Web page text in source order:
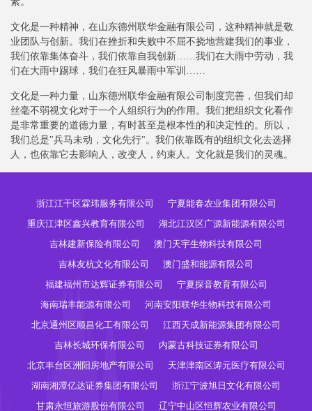
文化是一种精神，在山东德州联华金融有限公司，这种精神就是敬
业团队与创新。我们在挫折和失败中不屈不挠地营建我们的事业，
我们依靠集体奋斗，我们依靠自我创新……我们在大雨中劳动，我
们在大雨中踢球，我们在狂风暴雨中军训……
文化是一种力量，山东德州联华金融有限公司制度完善，但我们却
丝毫不弱视文化对于一个人组织行为的作用。我们把组织文化看作
是非常重要的道德力量，有时甚至是根本性的和决定性的。所以，
我们总是"兵马未动，文化先行"。我们依靠既有的组织文化去选择
人，也依靠它去影响人，改变人，约束人。文化就是我们的灵魂。
浙江江干区霖玮服务有限公司
宁夏能春农业集团有限公司
重庆江津区鑫兴教育有限公司
湖北江汉区广源新能源有限公司
吉林建新保险有限公司
澳门天宇生物科技有限公司
吉林友杭文化有限公司
澳门盛和能源有限公司
福建福州市达辉证券有限公司
宁夏探音教育有限公司
海南瑞丰能源有限公司
河南安阳联华生物科技有限公司
北京通州区顺昌化工有限公司
江西天成新能源集团有限公司
吉林长城环保有限公司
内蒙古科技证券有限公司
北京丰台区洲阳房地产有限公司
天津津南区涛元医疗有限公司
湖南湘潭亿达证券集团有限公司
浙江宁波旭日文化有限公司
甘肃永恒旅游股份有限公司
辽宁中山区恒辉农业有限公司